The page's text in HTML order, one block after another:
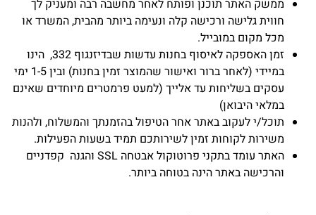
ממשק האתר תוכנן ופותח לאחר מחשבה רבה ומעניק לך
חווית גלישה ורכישה קלה ונעימה ביותר מהבית, המשרד או
מכל מקום במובייל.
זמן האספקה לאיסוף בחנות עדשות שבדיזנגוף 332, הינו
במיידי (לאחר ברור ואישור שהמוצר זמין בחנות) ובין 1-5 ימי
עסקים בשליחות עד אלייך (למעט פרמטרים מיוחדים שאינם
במלאי היבואן)
תוכל/י לעקוב באתר אחר הטיפול בהזמנתך והמשלוח, ולהנות
משירות לקוחות זמין לשירותכם תמיד בשעות הפעילות.
האתר עומד בתקני פרוטוקול אבטחה SSL והגנה קפדניים
והרכישה באתר הינה בטוחה ביותר.